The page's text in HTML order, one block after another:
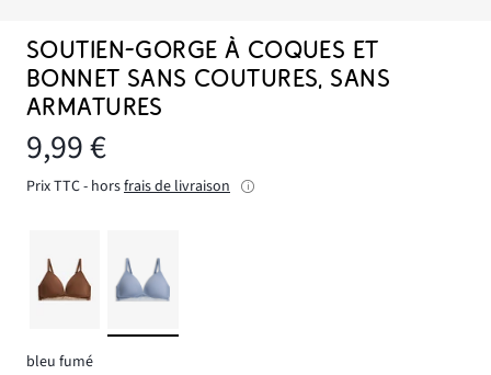
SOUTIEN-GORGE À COQUES ET
BONNET SANS COUTURES, SANS
ARMATURES
9,99 €
Prix TTC - horsfrais de livraison
bleu fumé